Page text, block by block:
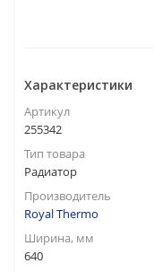
Характеристики
Артикул
255342
Тип товара
Радиатор
Производитель
Royal Thermo
Ширина, мм
640